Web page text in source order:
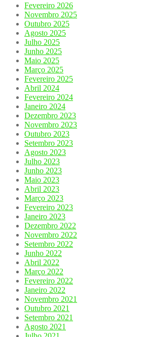
Fevereiro 2026
Novembro 2025
Outubro 2025
Agosto 2025
Julho 2025
Junho 2025
Maio 2025
Março 2025
Fevereiro 2025
Abril 2024
Fevereiro 2024
Janeiro 2024
Dezembro 2023
Novembro 2023
Outubro 2023
Setembro 2023
Agosto 2023
Julho 2023
Junho 2023
Maio 2023
Abril 2023
Março 2023
Fevereiro 2023
Janeiro 2023
Dezembro 2022
Novembro 2022
Setembro 2022
Junho 2022
Abril 2022
Março 2022
Fevereiro 2022
Janeiro 2022
Novembro 2021
Outubro 2021
Setembro 2021
Agosto 2021